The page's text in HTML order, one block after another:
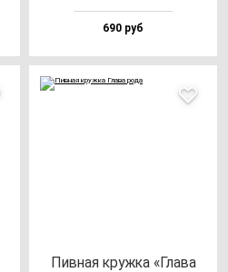
690 руб
Пив­ная круж­ка «Гла­ва